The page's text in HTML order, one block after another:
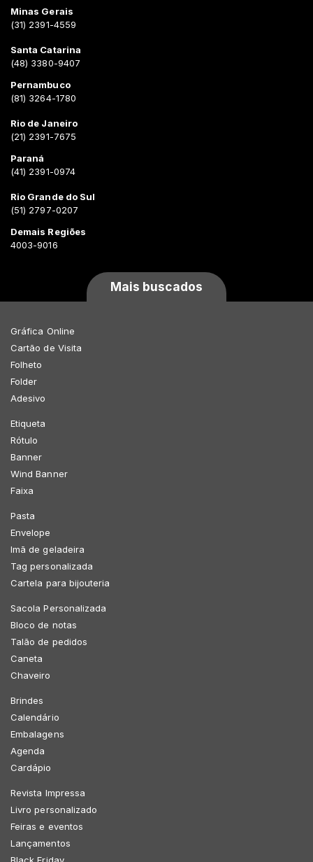
Minas Gerais
(31) 2391-4559
Santa Catarina
(48) 3380-9407
Pernambuco
(81) 3264-1780
Rio de Janeiro
(21) 2391-7675
Paraná
(41) 2391-0974
Rio Grande do Sul
(51) 2797-0207
Demais Regiões
4003-9016
Mais buscados
Gráfica Online
Cartão de Visita
Folheto
Folder
Adesivo
Etiqueta
Rótulo
Banner
Wind Banner
Faixa
Pasta
Envelope
Imã de geladeira
Tag personalizada
Cartela para bijouteria
Sacola Personalizada
Bloco de notas
Talão de pedidos
Caneta
Chaveiro
Brindes
Calendário
Embalagens
Agenda
Cardápio
Revista Impressa
Livro personalizado
Feiras e eventos
Lançamentos
Black Friday